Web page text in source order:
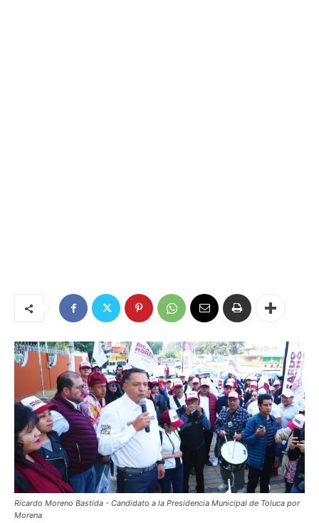
Ricardo Moreno Bastida - Candidato a la Presidencia Municipal de Toluca por
Morena